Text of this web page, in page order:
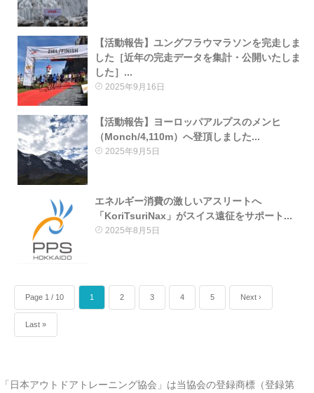
【活動報告】ユングフラウマラソンを完走しま
した［近年の完走データを集計・公開いたしま
した］...
2025年9月16日
【活動報告】ヨーロッパアルプスのメンヒ
（Monch/4,110m）へ登頂しました...
2025年9月5日
エネルギー消費の激しいアスリートへ
「KoriTsuriNax」がスイス遠征をサポート...
2025年8月5日
Page 1 / 10 1 2 3 4 5 Next ›
Last »
「日本アウトドアトレーニング協会」は当協会の登録商標（登録第